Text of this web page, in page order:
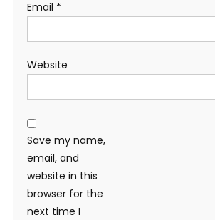
Email *
Website
Save my name,
email, and
website in this
browser for the
next time I